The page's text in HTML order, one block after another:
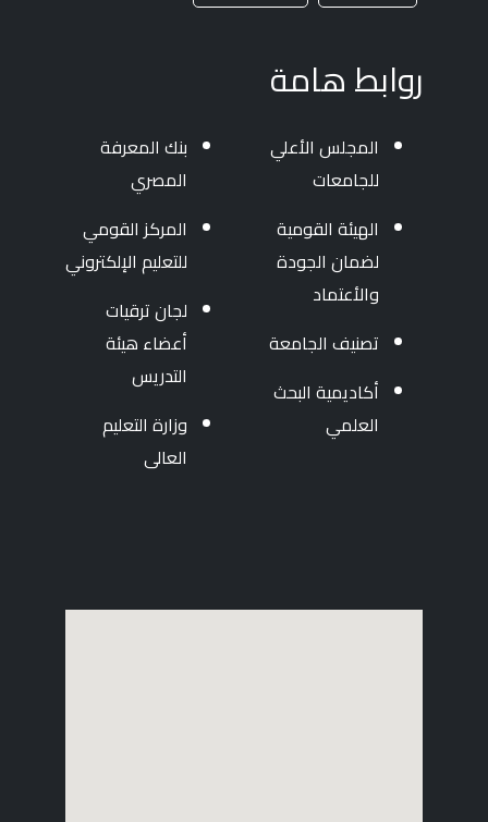
روابط هامة
المجلس الأعلي
للجامعات
الهيئة القومية
لضمان الجودة
والأعتماد
تصنيف الجامعة
أكاديمية البحث
العلمي
بنك المعرفة
المصري
المركز القومي
للتعليم الإلكتروني
لجان ترقيات
أعضاء هيئة
التدريس
وزارة التعليم
العالى